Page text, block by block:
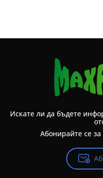
Искате ли да бъдете
Абонирайте се